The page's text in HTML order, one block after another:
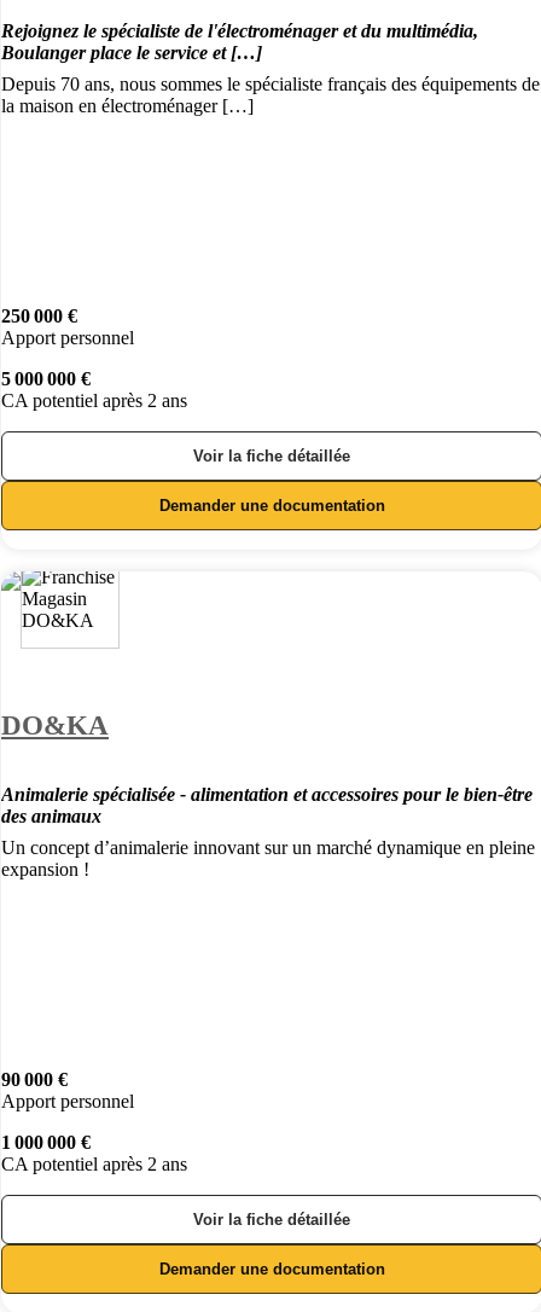
Rejoignez le spécialiste de l'électroménager et du multimédia,
Boulanger place le service et […]
Depuis 70 ans, nous sommes le spécialiste français des équipements de
la maison en électroménager […]
250 000 €
Apport personnel
5 000 000 €
CA potentiel après 2 ans
Voir la fiche détaillée
Demander une documentation
DO&KA
Animalerie spécialisée - alimentation et accessoires pour le bien-être
des animaux
Un concept d’animalerie innovant sur un marché dynamique en pleine
expansion !
90 000 €
Apport personnel
1 000 000 €
CA potentiel après 2 ans
Voir la fiche détaillée
Demander une documentation